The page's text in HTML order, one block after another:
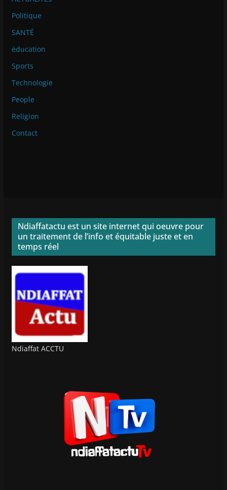
Politique
SANTÉ
éducation
Sports
Technologie
People
Religion
Contact
Ndiaffatactu est un site internet qui oeuvre pour
un traitement de l’info et équitable juste et en
temps réel
Ndiaffat ACCTU